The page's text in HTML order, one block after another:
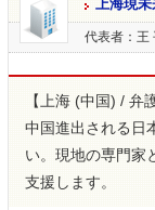
上海現
代表者：王
【上海 (中国) / 弁
中国進出される日
い。現地の専門家
支援します。